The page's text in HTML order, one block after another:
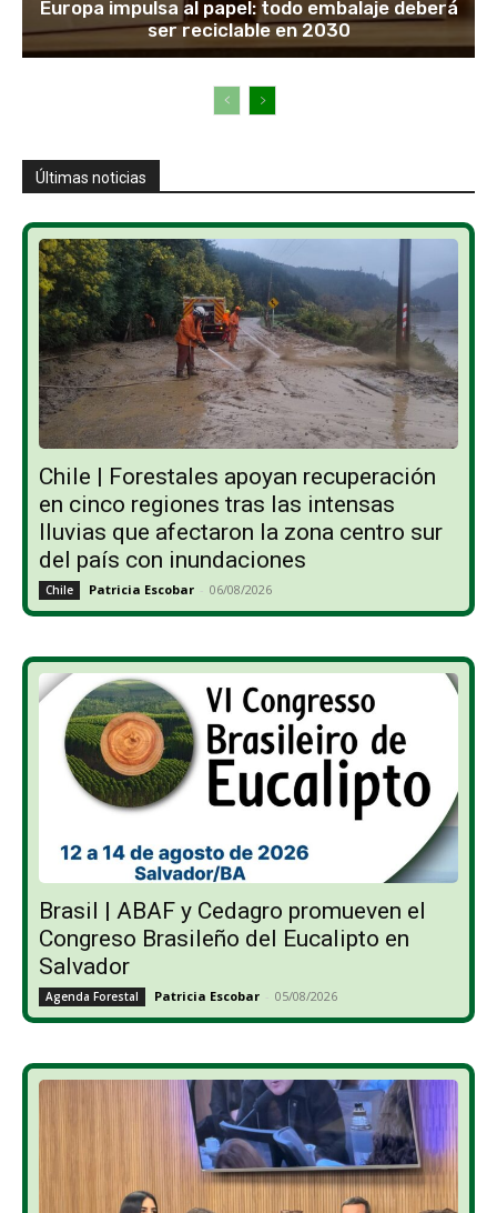
Europa impulsa al papel: todo embalaje deberá
ser reciclable en 2030
Últimas noticias
Chile | Forestales apoyan recuperación
en cinco regiones tras las intensas
lluvias que afectaron la zona centro sur
del país con inundaciones
Chile Patricia Escobar - 06/08/2026
Brasil | ABAF y Cedagro promueven el
Congreso Brasileño del Eucalipto en
Salvador
Agenda Forestal Patricia Escobar - 05/08/2026